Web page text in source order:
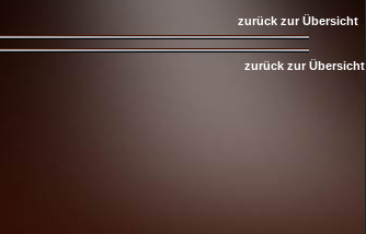
zurück zur Übersicht
zurück zur Übersicht